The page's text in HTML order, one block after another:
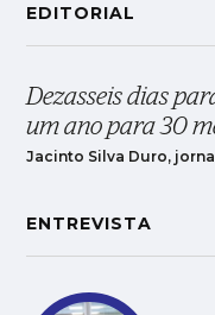
EDITORIAL
Dezasseis dias
um ano para 30
Jacinto Silva Duro,
ENTREVISTA